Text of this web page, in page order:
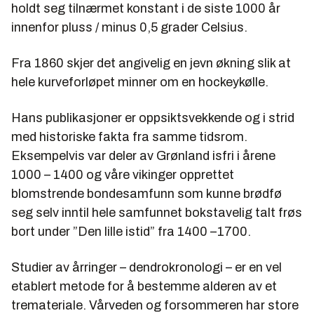
holdt seg tilnærmet konstant i de siste 1000 år
innenfor pluss / minus 0,5 grader Celsius.
Fra 1860 skjer det angivelig en jevn økning slik at
hele kurveforløpet minner om en hockeykølle.
Hans publikasjoner er oppsiktsvekkende og i strid
med historiske fakta fra samme tidsrom.
Eksempelvis var deler av Grønland isfri i årene
1000 – 1400 og våre vikinger opprettet
blomstrende bondesamfunn som kunne brødfø
seg selv inntil hele samfunnet bokstavelig talt frøs
bort under ”Den lille istid” fra 1400 –1700.
Studier av årringer – dendrokronologi – er en vel
etablert metode for å bestemme alderen av et
tremateriale. Vårveden og forsommeren har store